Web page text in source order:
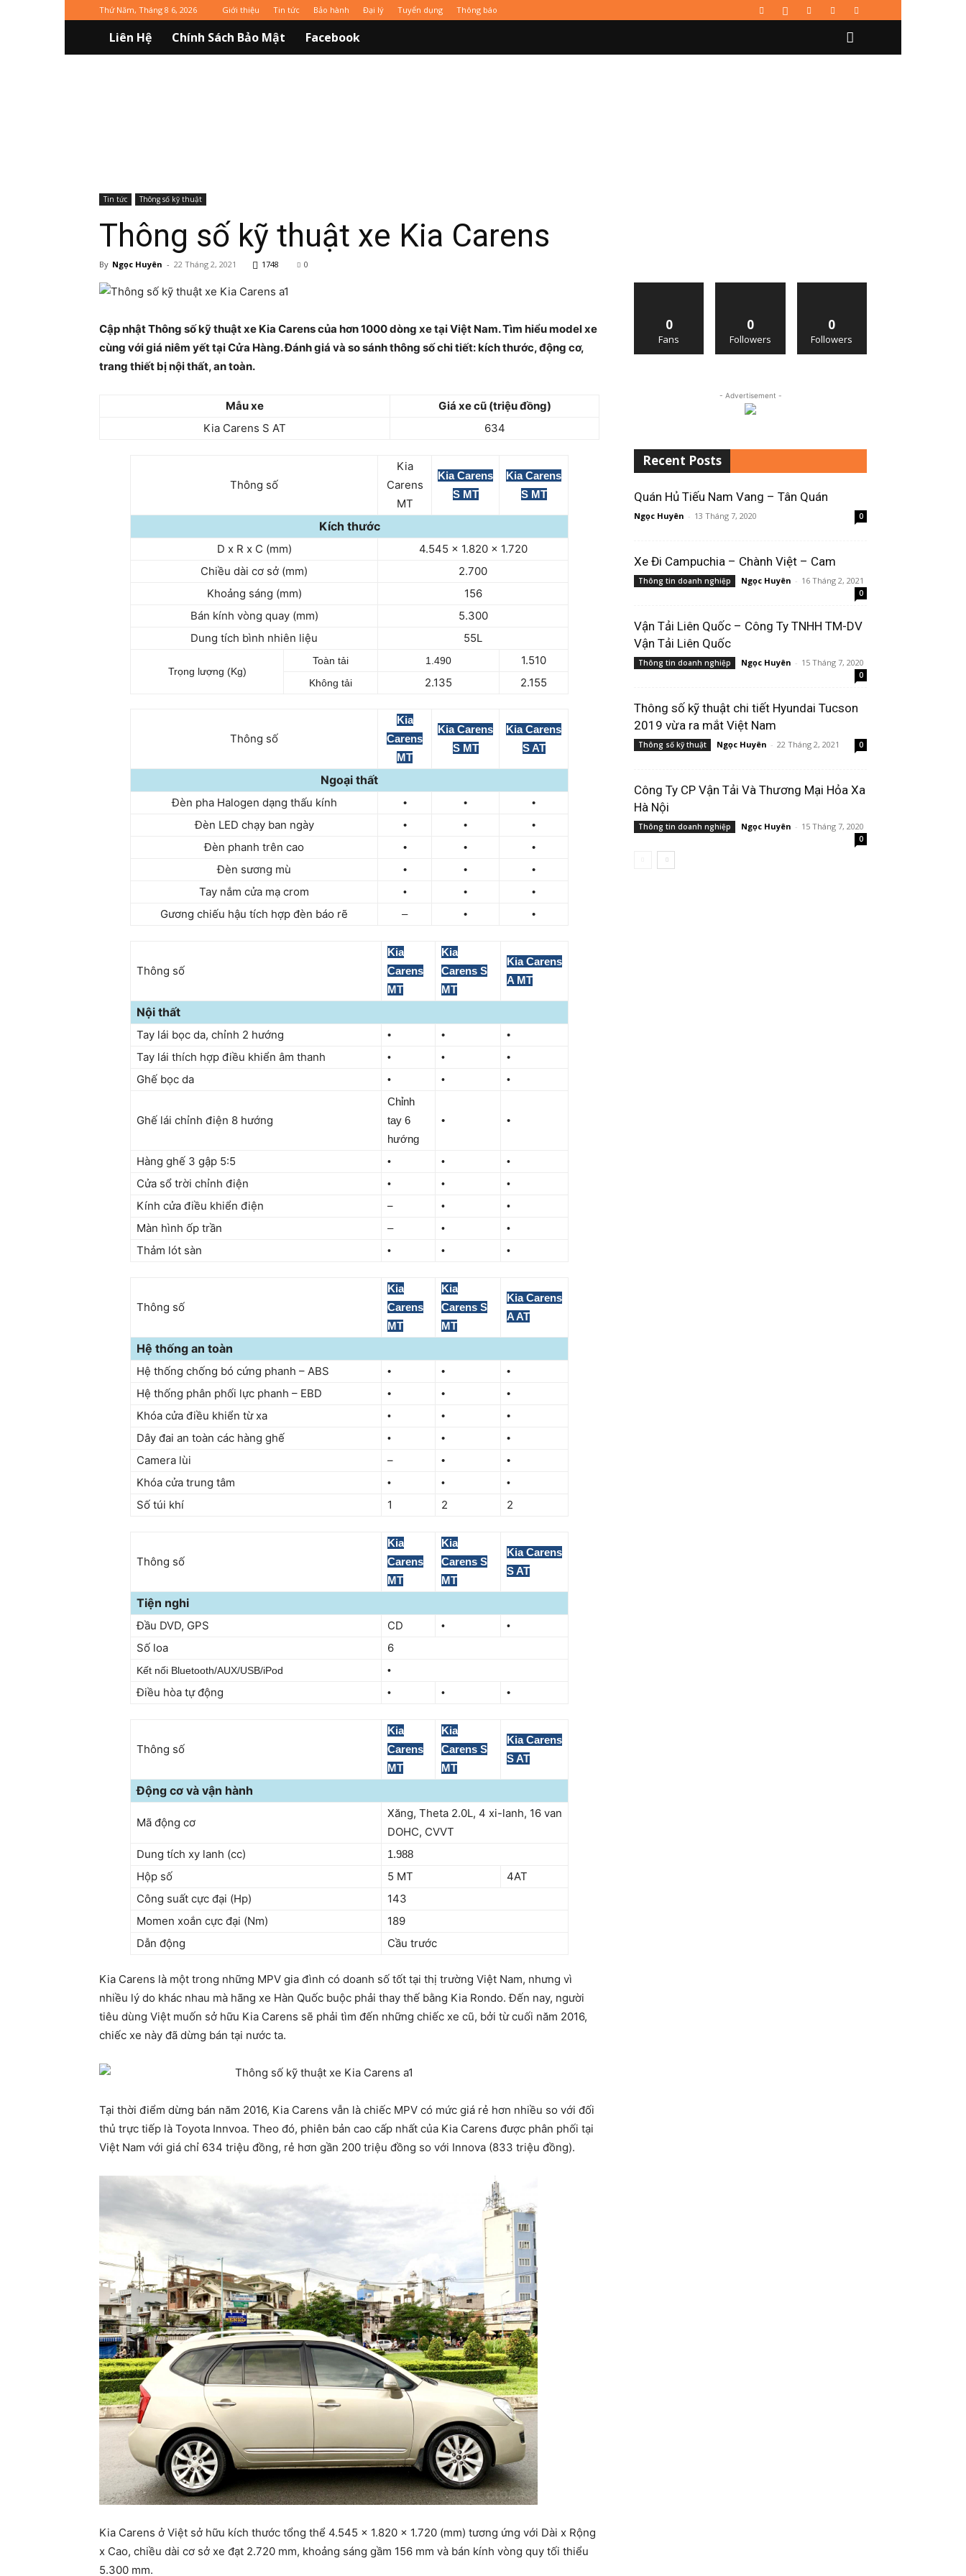
Thứ Năm, Tháng 8 6, 2026 Giới thiệu Tin tức Bảo hành Đại lý Tuyển dụng Thông báo
Liên Hệ Chính Sách Bảo Mật Facebook
Tin tức Thông số kỹ thuật
Thông số kỹ thuật xe Kia Carens
By Ngọc Huyên - 22 Tháng 2, 2021 1748 0
Cập nhật Thông số kỹ thuật xe Kia Carens của hơn 1000 dòng xe tại Việt Nam. Tìm hiểu model xe
cùng với giá niêm yết tại Cửa Hàng. Đánh giá và so sánh thông số chi tiết: kích thước, động cơ,
trang thiết bị nội thất, an toàn.
Mẫu xe
Giá xe cũ (triệu đồng)
Kia Carens S AT
634
Thông số
Kia
Carens
MT
Kia Carens
S MT
Kia Carens
S MT
Kích thước
D x R x C (mm)
4.545 x 1.820 x 1.720
Chiều dài cơ sở (mm)
2.700
Khoảng sáng (mm)
156
Bán kính vòng quay (mm)
5.300
Dung tích bình nhiên liệu
55L
Trọng lượng (Kg)
Toàn tải 1.490 1.510
Không tải 2.135 2.155
Thông số
Kia
Carens
MT
Kia Carens
S MT
Kia Carens
S AT
Ngoại thất
Đèn pha Halogen dạng thấu kính • • •
Đèn LED chạy ban ngày • • •
Đèn phanh trên cao • • •
Đèn sương mù • • •
Tay nắm cửa mạ crom • • •
Gương chiếu hậu tích hợp đèn báo rẽ – • •
Thông số
Kia
Carens
MT
Kia
Carens S
MT
Kia Carens
A MT
Nội thất
Tay lái bọc da, chỉnh 2 hướng • • •
Tay lái thích hợp điều khiển âm thanh • • •
Ghế bọc da • • •
Ghế lái chỉnh điện 8 hướng
Chỉnh
tay 6
hướng
• •
Hàng ghế 3 gập 5:5 • • •
Cửa sổ trời chỉnh điện • • •
Kính cửa điều khiển điện – • •
Màn hình ốp trần – • •
Thảm lót sàn • • •
Thông số
Kia
Carens
MT
Kia
Carens S
MT
Kia Carens
A AT
Hệ thống an toàn
Hệ thống chống bó cứng phanh – ABS • • •
Hệ thống phân phối lực phanh – EBD • • •
Khóa cửa điều khiển từ xa • • •
Dây đai an toàn các hàng ghế • • •
Camera lùi – • •
Khóa cửa trung tâm • • •
Số túi khí 1 2 2
Thông số
Kia
Carens
MT
Kia
Carens S
MT
Kia Carens
S AT
Tiện nghi
Đầu DVD, GPS CD • •
Số loa 6
Kết nối Bluetooth/AUX/USB/iPod •
Điều hòa tự động • • •
Thông số
Kia
Carens
MT
Kia
Carens S
MT
Kia Carens
S AT
Động cơ và vận hành
Mã động cơ
Xăng, Theta 2.0L, 4 xi-lanh, 16 van
DOHC, CVVT
Dung tích xy lanh (cc)
1.988
Hộp số 5 MT
4AT
Công suất cực đại (Hp)
143
Momen xoắn cực đại (Nm)
189
Dẫn động
Cầu trước
Kia Carens là một trong những MPV gia đình có doanh số tốt tại thị trường Việt Nam, nhưng vì
nhiều lý do khác nhau mà hãng xe Hàn Quốc buộc phải thay thế bằng Kia Rondo. Đến nay, người
tiêu dùng Việt muốn sở hữu Kia Carens sẽ phải tìm đến những chiếc xe cũ, bởi từ cuối năm 2016,
chiếc xe này đã dừng bán tại nước ta.
Tại thời điểm dừng bán năm 2016, Kia Carens vẫn là chiếc MPV có mức giá rẻ hơn nhiều so với đối
thủ trực tiếp là Toyota Innvoa. Theo đó, phiên bản cao cấp nhất của Kia Carens được phân phối tại
Việt Nam với giá chỉ 634 triệu đồng, rẻ hơn gần 200 triệu đồng so với Innova (833 triệu đồng).
Kia Carens ở Việt sở hữu kích thước tổng thể 4.545 x 1.820 x 1.720 (mm) tương ứng với Dài x Rộng
x Cao, chiều dài cơ sở xe đạt 2.720 mm, khoảng sáng gầm 156 mm và bán kính vòng quy tối thiểu
5.300 mm.
0
Fans
0
Followers
0
Followers
- Advertisement -
Recent Posts
Quán Hủ Tiếu Nam Vang – Tân Quán
Ngọc Huyên - 13 Tháng 7, 2020 0
Xe Đi Campuchia – Chành Việt – Cam
Thông tin doanh nghiệp Ngọc Huyên - 16 Tháng 2, 2021
0
Vận Tải Liên Quốc – Công Ty TNHH TM-DV
Vận Tải Liên Quốc
Thông tin doanh nghiệp Ngọc Huyên - 15 Tháng 7, 2020
0
Thông số kỹ thuật chi tiết Hyundai Tucson
2019 vừa ra mắt Việt Nam
Thông số kỹ thuật Ngọc Huyên - 22 Tháng 2, 2021 0
Công Ty CP Vận Tải Và Thương Mại Hỏa Xa
Hà Nội
Thông tin doanh nghiệp Ngọc Huyên - 15 Tháng 7, 2020
0